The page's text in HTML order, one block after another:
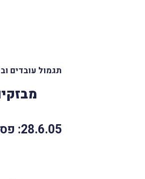
תגמול עובדים
28.6.05: פס"ד נוסף בעקבות פס"ד חגי כץ